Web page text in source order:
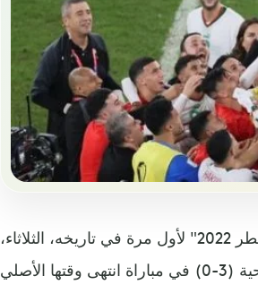
تأهل المنتخب المغربي إلى ربع نهائي كأس العالم "قطر 2022" لأول مرة في تاريخه، الثلاثاء،
عقب تغلبه على نظيره الإسباني بركلات الجزاء الترجيحية (3-0) في مباراة انتهى وقتها الأصلي